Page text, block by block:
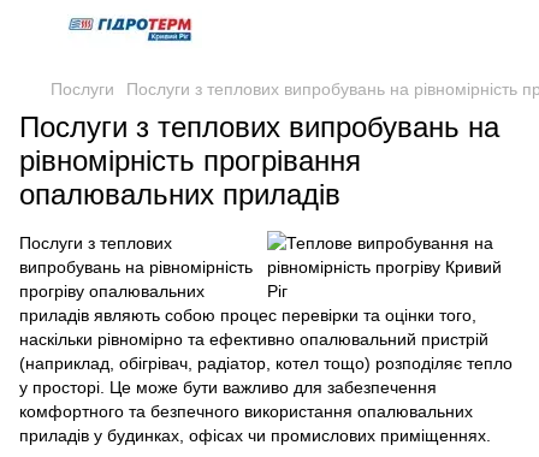
Послуги Послуги з теплових випробувань на рівномірність
Послуги з теплових випробувань на
рівномірність прогрівання
опалювальних приладів
Послуги з теплових
випробувань на рівномірність
прогріву опалювальних
приладів являють собою процес перевірки та оцінки того,
наскільки рівномірно та ефективно опалювальний пристрій
(наприклад, обігрівач, радіатор, котел тощо) розподіляє тепло
у просторі. Це може бути важливо для забезпечення
комфортного та безпечного використання опалювальних
приладів у будинках, офісах чи промислових приміщеннях.